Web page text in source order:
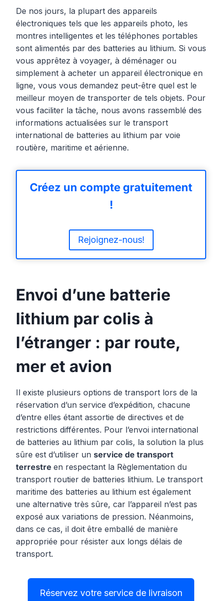
De nos jours, la plupart des appareils
électroniques tels que les appareils photo, les
montres intelligentes et les téléphones portables
sont alimentés par des batteries au lithium. Si vous
vous apprêtez à voyager, à déménager ou
simplement à acheter un appareil électronique en
ligne, vous vous demandez peut-être quel est le
meilleur moyen de transporter de tels objets. Pour
vous faciliter la tâche, nous avons rassemblé des
informations actualisées sur le transport
international de batteries au lithium par voie
routière, maritime et aérienne.
Créez un compte gratuitement
!
Rejoignez-nous!
Envoi d’une batterie
lithium par colis à
l’étranger : par route,
mer et avion
Il existe plusieurs options de transport lors de la
réservation d’un service d’expédition, chacune
d’entre elles étant assortie de directives et de
restrictions différentes. Pour l’envoi international
de batteries au lithium par colis, la solution la plus
sûre est d’utiliser un service de transport
terrestre en respectant la Règlementation du
transport routier de batteries lithium. Le transport
maritime des batteries au lithium est également
une alternative très sûre, car l’appareil n’est pas
exposé aux variations de pression. Néanmoins,
dans ce cas, il doit être emballé de manière
appropriée pour résister aux longs délais de
transport.
Réservez votre service de livraison